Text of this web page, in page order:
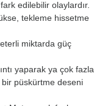
edilebilir olaylardır.
tekleme hissetme
miktarda güç
yaparak ya çok fazla
püskürtme deseni